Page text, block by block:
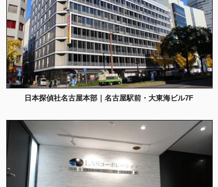
日本探偵社名古屋本部｜名古屋駅前・大東海ビル7F